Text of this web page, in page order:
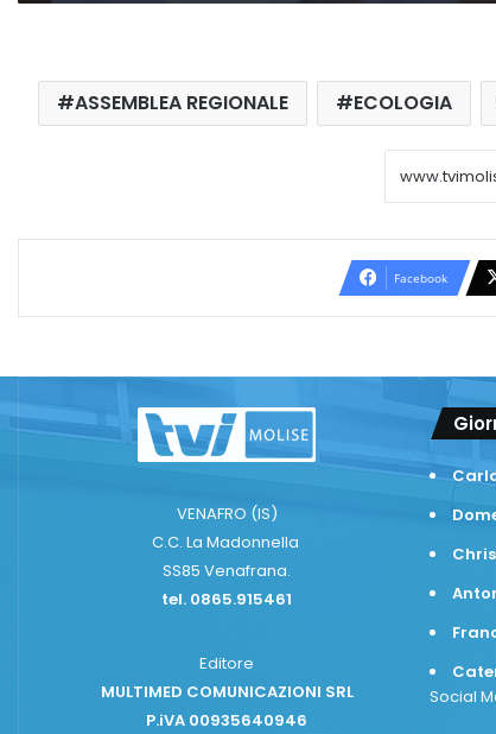
ASSEMBLEA REGIONALE ECOLOGIA
Facebook
VENAFRO (IS)
C.C. La Madonnella
SS85 Venafrana.
tel. 0865.915461
Editore
MULTIMED COMUNICAZIONI SRL
P.iVA 00935640946
Social